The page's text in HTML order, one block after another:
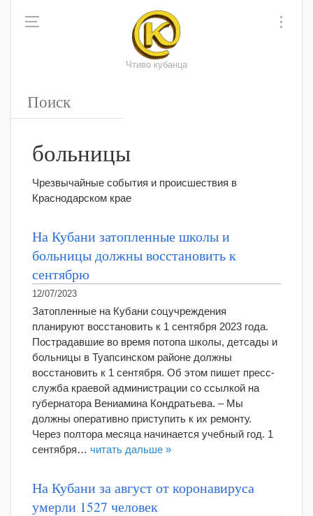
Чтиво кубанца
больницы
Чрезвычайные события и происшествия в
Краснодарском крае
На Кубани затопленные школы и
больницы должны восстановить к
сентябрю
12/07/2023
Затопленные на Кубани соцучреждения
планируют восстановить к 1 сентября 2023 года.
Пострадавшие во время потопа школы, детсады и
больницы в Туапсинском районе должны
восстановить к 1 сентября. Об этом пишет пресс-
служба краевой администрации со ссылкой на
губернатора Вениамина Кондратьева. – Мы
должны оперативно приступить к их ремонту.
Через полтора месяца начинается учебный год. 1
сентября… читать дальше »
На Кубани за август от коронавируса
умерли 1527 человек